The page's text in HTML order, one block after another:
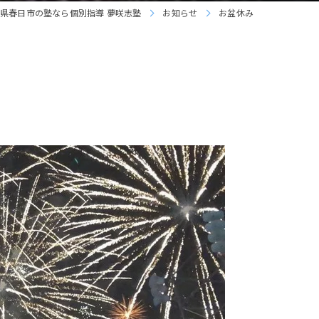
春日市の塾なら個別指導 夢咲志塾 お知らせ お盆休み